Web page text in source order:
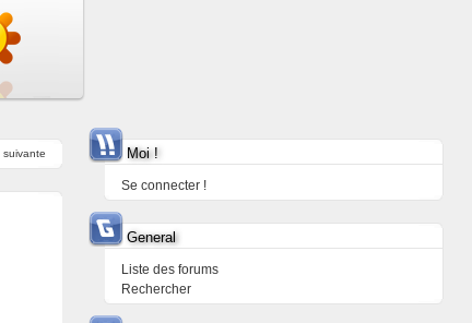
suivante Moi !
Se connecter !
General
Liste des forums
Rechercher